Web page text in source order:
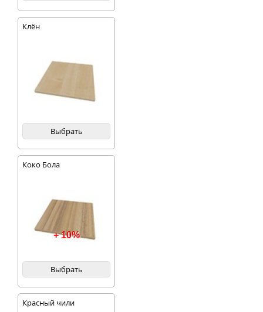
Клён
Выбрать
Коко Бола
+ 10%
Выбрать
Красный чили